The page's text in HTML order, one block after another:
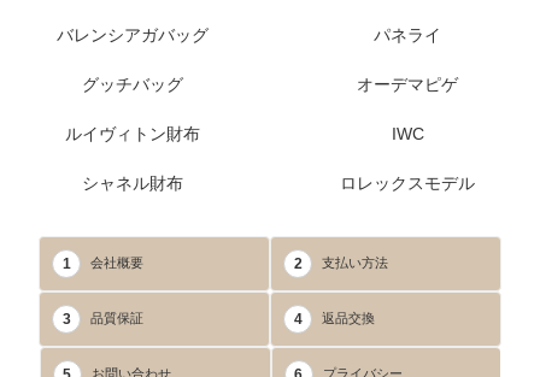
バレンシアガバッグ
グッチバッグ
ルイヴィトン財布
シャネル財布
パネライ
オーデマピゲ
IWC
ロレックスモデル
1 会社概要 2 支払い方法
3 品質保証 4 返品交換
お問い合わせ プライバシー